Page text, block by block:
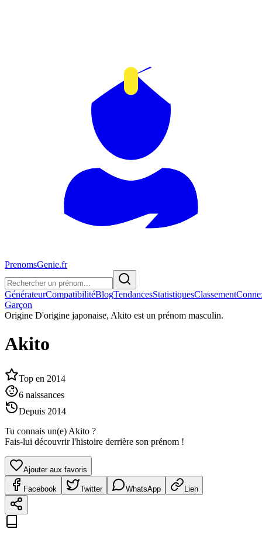
PrenomsGenie.fr
GénérateurCompatibilitéBlogTendancesStatistiquesClassement
Garçon
Origine D'origine japonaise, Akito est un prénom masculin.
Akito
Top en 2014
6 naissances
Depuis 2014
Tu connais un(e) Akito ?
Fais-lui découvrir l'histoire derrière son prénom !
Ajouter aux favoris
Facebook Twitter WhatsApp Lien